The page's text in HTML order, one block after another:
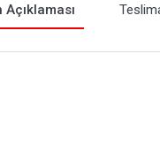
Açıklaması